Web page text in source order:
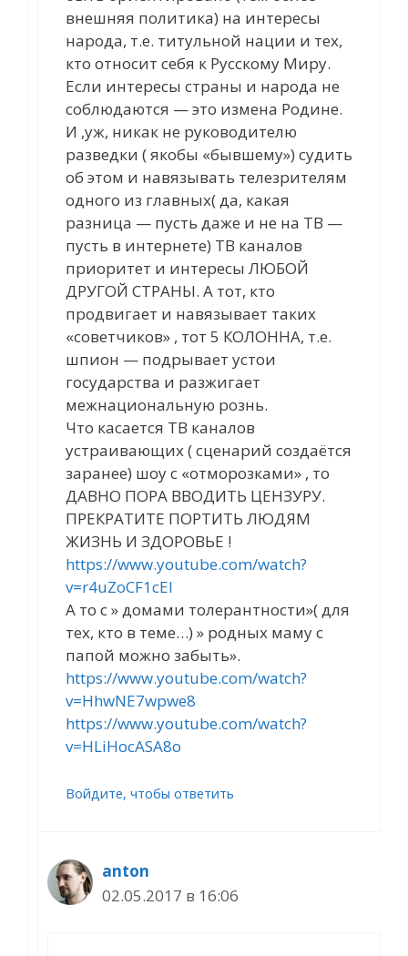
внешняя политика) на интересы
народа, т.е. титульной нации и тех,
кто относит себя к Русскому Миру.
Если интересы страны и народа не
соблюдаются — это измена Родине.
И ,уж, никак не руководителю
разведки ( якобы «бывшему») судить
об этом и навязывать телезрителям
одного из главных( да, какая
разница — пусть даже и не на ТВ —
пусть в интернете) ТВ каналов
приоритет и интересы ЛЮБОЙ
ДРУГОЙ СТРАНЫ. А тот, кто
продвигает и навязывает таких
«советчиков» , тот 5 КОЛОННА, т.е.
шпион — подрывает устои
государства и разжигает
межнациональную рознь.
Что касается ТВ каналов
устраивающих ( сценарий создаётся
заранее) шоу с «отморозками» , то
ДАВНО ПОРА ВВОДИТЬ ЦЕНЗУРУ.
ПРЕКРАТИТЕ ПОРТИТЬ ЛЮДЯМ
ЖИЗНЬ И ЗДОРОВЬЕ !
https://www.youtube.com/watch?
v=r4uZoCF1cEI
А то с » домами толерантности»( для
тех, кто в теме…) » родных маму с
папой можно забыть».
https://www.youtube.com/watch?
v=HhwNE7wpwe8
https://www.youtube.com/watch?
v=HLiHocASA8o
Войдите, чтобы ответить
anton
02.05.2017 в 16:06